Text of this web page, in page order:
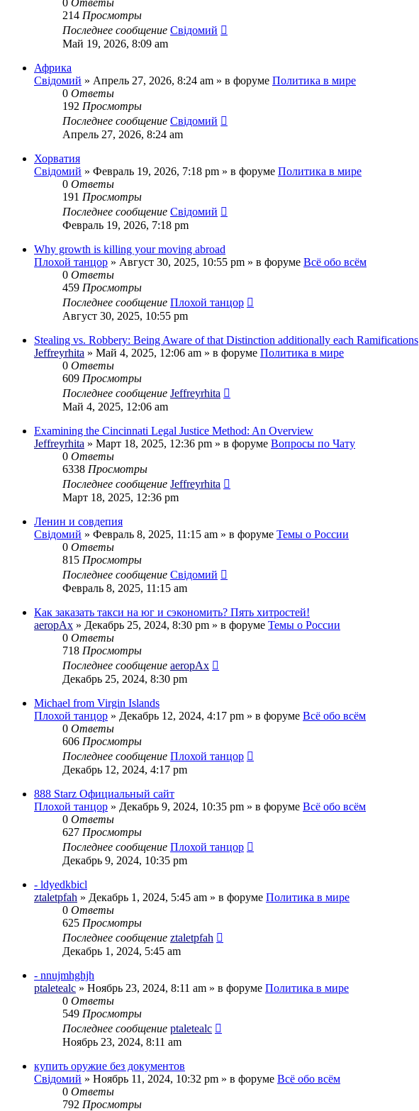
214 Просмотры
Последнее сообщение Свідомий
Май 19, 2026, 8:09 am
Африка
Свідомий » Апрель 27, 2026, 8:24 am » в форуме Политика в мире
0 Ответы
192 Просмотры
Последнее сообщение Свідомий
Апрель 27, 2026, 8:24 am
Хорватия
Свідомий » Февраль 19, 2026, 7:18 pm » в форуме Политика в мире
0 Ответы
191 Просмотры
Последнее сообщение Свідомий
Февраль 19, 2026, 7:18 pm
Why growth is killing your moving abroad
Плохой танцор » Август 30, 2025, 10:55 pm » в форуме Всё обо всём
0 Ответы
459 Просмотры
Последнее сообщение Плохой танцор
Август 30, 2025, 10:55 pm
Stealing vs. Robbery: Being Aware of that Distinction additionally each Ramifications
Jeffreyrhita » Май 4, 2025, 12:06 am » в форуме Политика в мире
0 Ответы
609 Просмотры
Последнее сообщение Jeffreyrhita
Май 4, 2025, 12:06 am
Examining the Cincinnati Legal Justice Method: An Overview
Jeffreyrhita » Март 18, 2025, 12:36 pm » в форуме Вопросы по Чату
0 Ответы
6338 Просмотры
Последнее сообщение Jeffreyrhita
Март 18, 2025, 12:36 pm
Ленин и совдепия
Свідомий » Февраль 8, 2025, 11:15 am » в форуме Темы о России
0 Ответы
815 Просмотры
Последнее сообщение Свідомий
Февраль 8, 2025, 11:15 am
Как заказать такси на юг и сэкономить? Пять хитростей!
aeropAx » Декабрь 25, 2024, 8:30 pm » в форуме Темы о России
0 Ответы
718 Просмотры
Последнее сообщение aeropAx
Декабрь 25, 2024, 8:30 pm
Michael from Virgin Islands
Плохой танцор » Декабрь 12, 2024, 4:17 pm » в форуме Всё обо всём
0 Ответы
606 Просмотры
Последнее сообщение Плохой танцор
Декабрь 12, 2024, 4:17 pm
888 Starz Официальный сайт
Плохой танцор » Декабрь 9, 2024, 10:35 pm » в форуме Всё обо всём
0 Ответы
627 Просмотры
Последнее сообщение Плохой танцор
Декабрь 9, 2024, 10:35 pm
- ldyedkbicl
ztaletpfah » Декабрь 1, 2024, 5:45 am » в форуме Политика в мире
0 Ответы
625 Просмотры
Последнее сообщение ztaletpfah
Декабрь 1, 2024, 5:45 am
- nnujmhghjh
ptaletealc » Ноябрь 23, 2024, 8:11 am » в форуме Политика в мире
0 Ответы
549 Просмотры
Последнее сообщение ptaletealc
Ноябрь 23, 2024, 8:11 am
купить оружие без документов
Свідомий » Ноябрь 11, 2024, 10:32 pm » в форуме Всё обо всём
0 Ответы
792 Просмотры